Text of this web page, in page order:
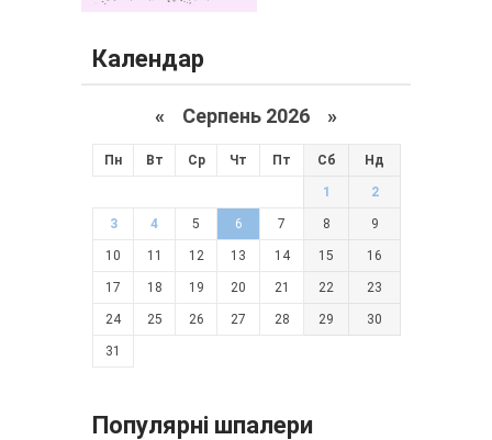
Календар
« Серпень 2026 »
Пн Вт Ср Чт Пт Сб Нд
1 2
3 4 5 6 7 8 9
10 11 12 13 14 15 16
17 18 19 20 21 22 23
24 25 26 27 28 29 30
31
Популярні шпалери